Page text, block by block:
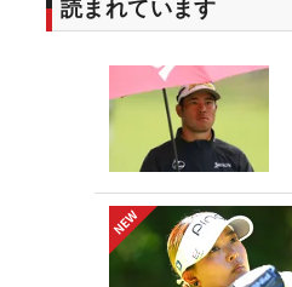
読まれています